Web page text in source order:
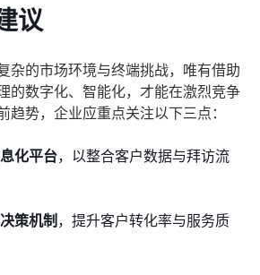
议
杂的市场环境与终端挑战，唯有借助
的数字化、智能化，才能在激烈竞争
趋势，企业应重点关注以下三点：
化平台，以整合客户数据与拜访流
策机制 ，提升客户转化率与服务质